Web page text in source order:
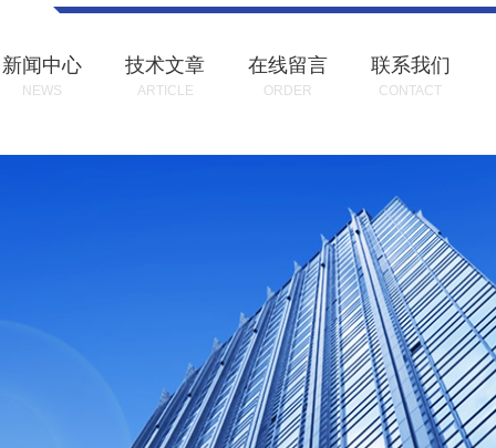
新闻中心
NEWS
技术文章
ARTICLE
在线留言
ORDER
联系我们
CONTACT